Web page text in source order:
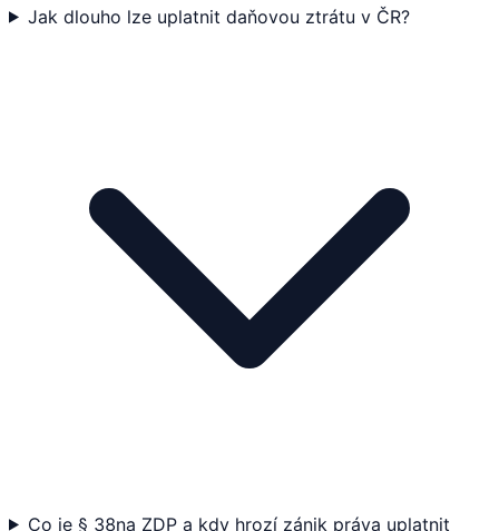
Jak dlouho lze uplatnit daňovou ztrátu v ČR?
Co je § 38na ZDP a kdy hrozí zánik práva uplatnit